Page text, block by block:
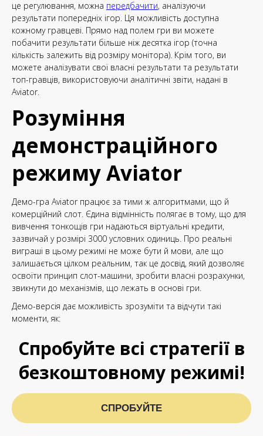
це регулювання, можна передбачити, аналізуючи
результати попередніх ігор. Ця можливість доступна
кожному гравцеві. Прямо над полем гри ви можете
побачити результати більше ніж десятка ігор (точна
кількість залежить від розміру монітора). Крім того, ви
можете аналізувати свої власні результати та результати
топ-гравців, використовуючи аналітичні звіти, надані в
Aviator.
Розуміння
демонстраційного
режиму Aviator
Демо-гра Aviator працює за тими ж алгоритмами, що й
комерційний слот. Єдина відмінність полягає в тому, що для
вивчення тонкощів гри надаються віртуальні кредити,
зазвичай у розмірі 3000 условних одиниць. Про реальні
виграші в цьому режимі не може бути й мови, але що
залишається цілком реальним, так це досвід, який дозволяє
освоїти принцип слот-машини, зробити власні розрахунки,
звикнути до механізмів, що лежать в основі гри.
Демо-версія дає можливість зрозуміти та відчути такі
моменти, як:
Спробуйте всі стратегії в
безкоштовному режимі!
СПРОБУЙТЕ